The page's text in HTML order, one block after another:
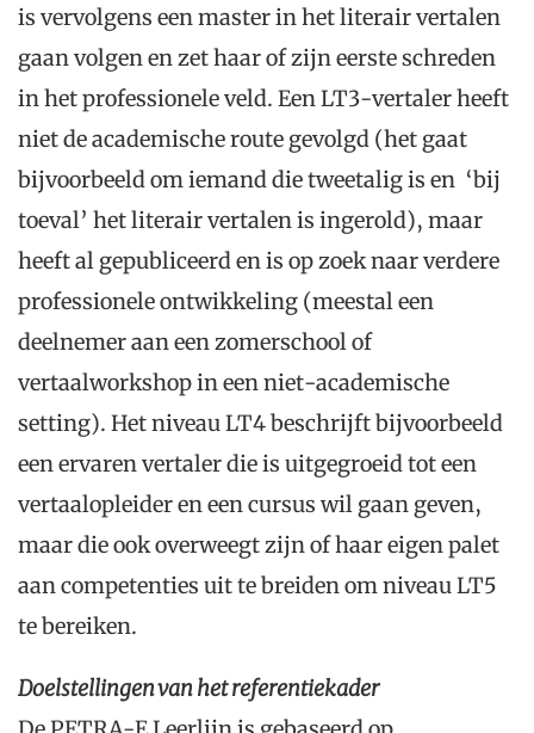
is vervolgens een master in het literair vertalen
gaan volgen en zet haar of zijn eerste schreden
in het professionele veld. Een LT3-vertaler heeft
niet de academische route gevolgd (het gaat
bijvoorbeeld om iemand die tweetalig is en ‘bij
toeval’ het literair vertalen is ingerold), maar
heeft al gepubliceerd en is op zoek naar verdere
professionele ontwikkeling (meestal een
deelnemer aan een zomerschool of
vertaalworkshop in een niet-academische
setting). Het niveau LT4 beschrijft bijvoorbeeld
een ervaren vertaler die is uitgegroeid tot een
vertaalopleider en een cursus wil gaan geven,
maar die ook overweegt zijn of haar eigen palet
aan competenties uit te breiden om niveau LT5
te bereiken.
Doelstellingen van het referentiekader